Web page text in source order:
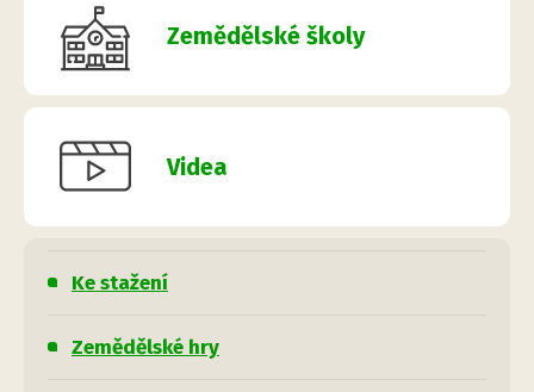
Zemědělské školy
Videa
Ke stažení
Zemědělské hry